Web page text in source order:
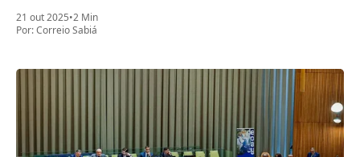
21 out 2025•2 Min
Por:Correio Sabiá